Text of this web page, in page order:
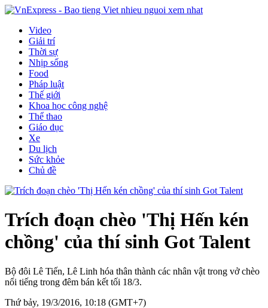
Video
Giải trí
Thời sự
Nhịp sống
Food
Pháp luật
Thế giới
Khoa học công nghệ
Thể thao
Giáo dục
Xe
Du lịch
Sức khỏe
Chủ đề
Trích đoạn chèo 'Thị Hến kén
chồng' của thí sinh Got Talent
Bộ đôi Lê Tiến, Lê Linh hóa thân thành các nhân vật trong vở chèo
nổi tiếng trong đêm bán kết tối 18/3.
Thứ bảy, 19/3/2016, 10:18 (GMT+7)